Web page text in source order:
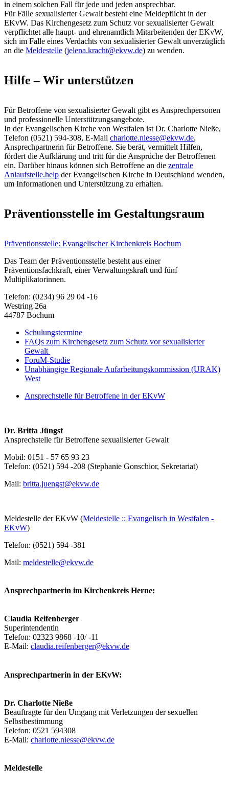
in einem solchen Fall für jede und jeden ansprechbar.
Für Fälle sexualisierter Gewalt besteht eine Meldepflicht in der
EKvW. Das Kirchengesetz zum Schutz vor sexualisierter Gewalt
verpflichtet alle haupt- und ehrenamtlich Mitarbeitenden der EKvW,
sich im Falle eines Verdachts von sexualisierter Gewalt unverzüglich
an die Meldestelle (jelena.kracht@ekvw.de) zu wenden.
Hilfe – Wir unterstützen
Für Betroffene von sexualisierter Gewalt gibt es Ansprechpersonen
und professionelle Unterstützungsangebote.
In der Evangelischen Kirche von Westfalen ist Dr. Charlotte Nieße,
Telefon (0521) 594-308, E-Mail charlotte.niesse@ekvw.de,
Ansprechpartnerin für Betroffene. Sie berät, vermittelt Hilfen,
fördert die Aufklärung und tritt für die Ansprüche der Betroffenen
ein. Darüber hinaus können sich Betroffene an die zentrale
Anlaufstelle.help der Evangelischen Kirche in Deutschland wenden,
um Informationen und Unterstützung zu erhalten.
Präventionsstelle im Gestaltungsraum
Präventionsstelle: Evangelischer Kirchenkreis Bochum
Das Team der Präventionsstelle besteht aus einer
Präventionsfachkraft, einer Verwaltungskraft und fünf
Multiplikatorinnen.
Telefon: (0234) 96 29 04 -16
Westring 26a
44787 Bochum
Schulungstermine
FAQs zum Kirchengesetz zum Schutz vor sexualisierter
Gewalt
ForuM-Studie
Unabhängige Regionale Aufarbeitungskommission (URAK)
West
Ansprechstelle für Betroffene in der EKvW
Dr. Britta Jüngst
Ansprechstelle für Betroffene sexualisierter Gewalt
Mobil: 0151 - 57 65 93 23
Telefon: (0521) 594 -208 (Stephanie Gonschior, Sekretariat)
Mail: britta.juengst@ekvw.de
Meldestelle der EKvW (Meldestelle :: Evangelisch in Westfalen -
EKvW)
Telefon: (0521) 594 -381
Mail: meldestelle@ekvw.de
Ansprechpartnerin im Kirchenkreis Herne:
Claudia Reifenberger
Superintendentin
Telefon: 02323 9868 -10/ -11
E-Mail: claudia.reifenberger@ekvw.de
Ansprechpartnerin in der EKvW:
Dr. Charlotte Nieße
Beauftragte für den Umgang mit Verletzungen der sexuellen
Selbstbestimmung
Telefon: 0521 594308
E-Mail: charlotte.niesse@ekvw.de
Meldestelle